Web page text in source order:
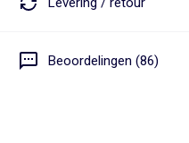
Beoordelingen (86)